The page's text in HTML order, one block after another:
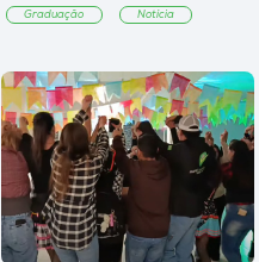
Graduação Notícia